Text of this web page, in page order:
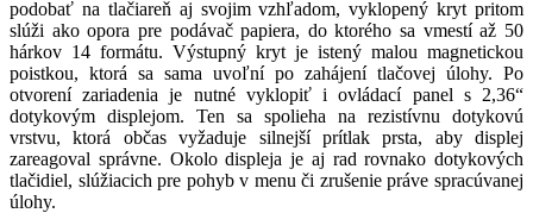
podobať na tlačiareň aj svojim vzhľadom, vyklopený kryt pritom
slúži ako opora pre podávač papiera, do ktorého sa vmestí až 50
hárkov 14 formátu. Výstupný kryt je istený malou magnetickou
poistkou, ktorá sa sama uvoľní po zahájení tlačovej úlohy. Po
otvorení zariadenia je nutné vyklopiť i ovládací panel s 2,36“
dotykovým displejom. Ten sa spolieha na rezistívnu dotykovú
vrstvu, ktorá občas vyžaduje silnejší prítlak prsta, aby displej
zareagoval správne. Okolo displeja je aj rad rovnako dotykových
tlačidiel, slúžiacich pre pohyb v menu či zrušenie práve spracúvanej
úlohy.